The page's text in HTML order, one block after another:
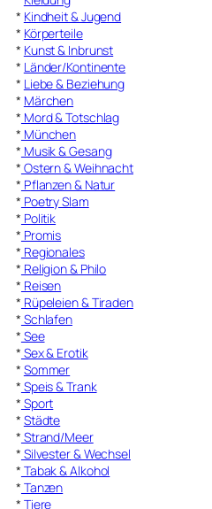
* Kindheit & Jugend
* Körperteile
* Kunst & Inbrunst
* Länder/Kontinente
* Liebe & Beziehung
* Märchen
* Mord & Totschlag
* München
* Musik & Gesang
* Ostern & Weihnacht
* Pflanzen & Natur
* Poetry Slam
* Politik
* Promis
* Regionales
* Religion & Philo
* Reisen
* Rüpeleien & Tiraden
* Schlafen
* See
* Sex & Erotik
* Sommer
* Speis & Trank
* Sport
* Städte
* Strand/Meer
* Silvester & Wechsel
* Tabak & Alkohol
* Tanzen
* Tiere